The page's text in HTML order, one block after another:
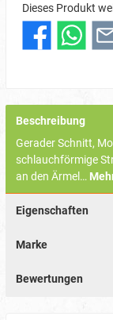
Dieses Produkt
Beschreibung
Gerader Schnitt,
schlauchförmige
an den Ärmel…
Eigenschaften
Marke
Bewertungen